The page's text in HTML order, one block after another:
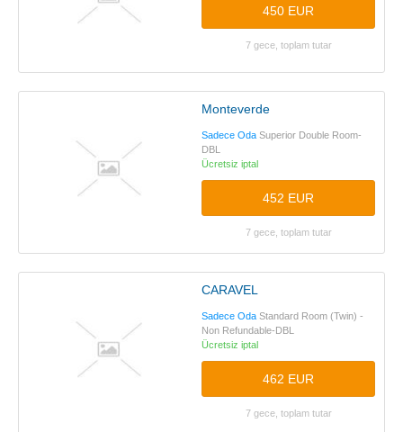
450 EUR
7 gece, toplam tutar
Monteverde
Sadece Oda Superior Double Room-
DBL
Ücretsiz iptal
452 EUR
7 gece, toplam tutar
CARAVEL
Sadece Oda Standard Room (Twin) -
Non Refundable-DBL
Ücretsiz iptal
462 EUR
7 gece, toplam tutar